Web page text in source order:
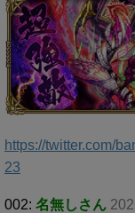
https://twitter.com/
23
002: 名無しさん